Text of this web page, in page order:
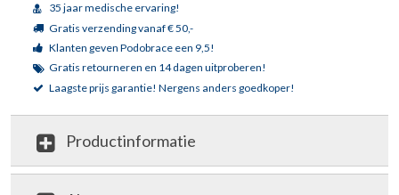
35 jaar medische ervaring!
Gratis verzending vanaf € 50,-
Klanten geven Podobrace een 9,5!
Gratis retourneren en 14 dagen uitproberen!
Laagste prijs garantie! Nergens anders goedkoper!
Productinformatie